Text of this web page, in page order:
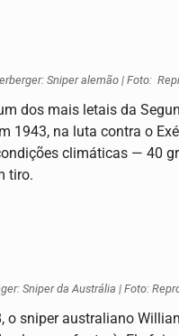
Sniper alemão | Foto:
dos mais letais da
1943, na luta contra o
climáticas — 40
tiro.
Sniper da Austrália | Foto:
o sniper australiano